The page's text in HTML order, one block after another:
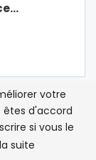
votre
êtes d'accord
si vous le
suite